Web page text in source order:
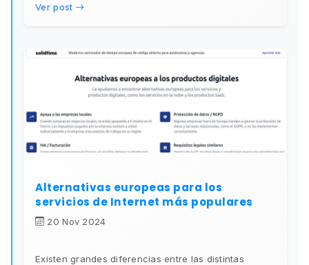
Ver post
Alternativas europeas para los
servicios de Internet más populares
20 Nov 2024
Existen grandes diferencias entre las distintas